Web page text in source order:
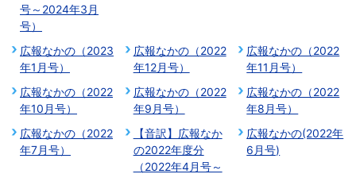
号～2024年3月
号）
広報なかの（2023
年1月号）
広報なかの（2022
年12月号）
広報なかの（2022
年11月号）
広報なかの（2022
年10月号）
広報なかの（2022
年9月号）
広報なかの（2022
年8月号）
広報なかの（2022
年7月号）
【音訳】広報なか
の2022年度分
（2022年4月号～
広報なかの(2022年
6月号)